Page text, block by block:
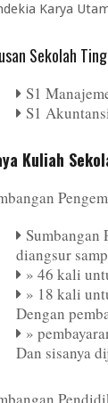
Karya
Sekolah
S1
S1
Kuliah
Sumbangan
diangsur
» 46 kali
» 18 kali
Dengan
»
Dan sisanya